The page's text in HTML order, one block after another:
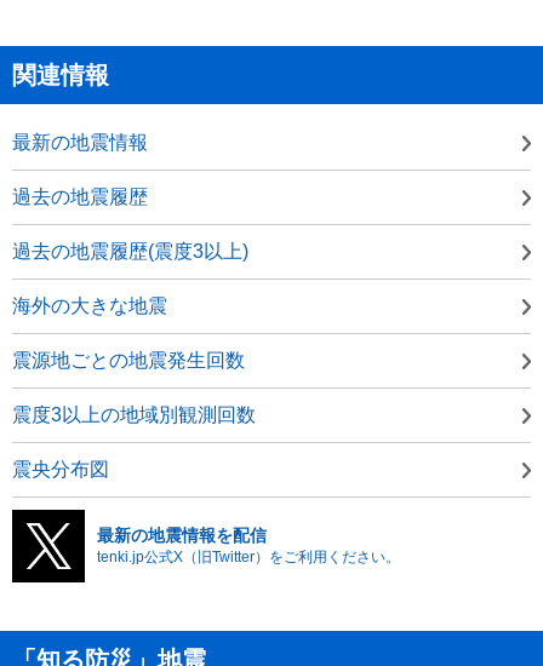
関連情報
最新の地震情報
過去の地震履歴
過去の地震履歴(震度3以上)
海外の大きな地震
震源地ごとの地震発生回数
震度3以上の地域別観測回数
震央分布図
最新の地震情報を配信
tenki.jp公式X（旧Twitter）をご利用ください。
「知る防災」地震